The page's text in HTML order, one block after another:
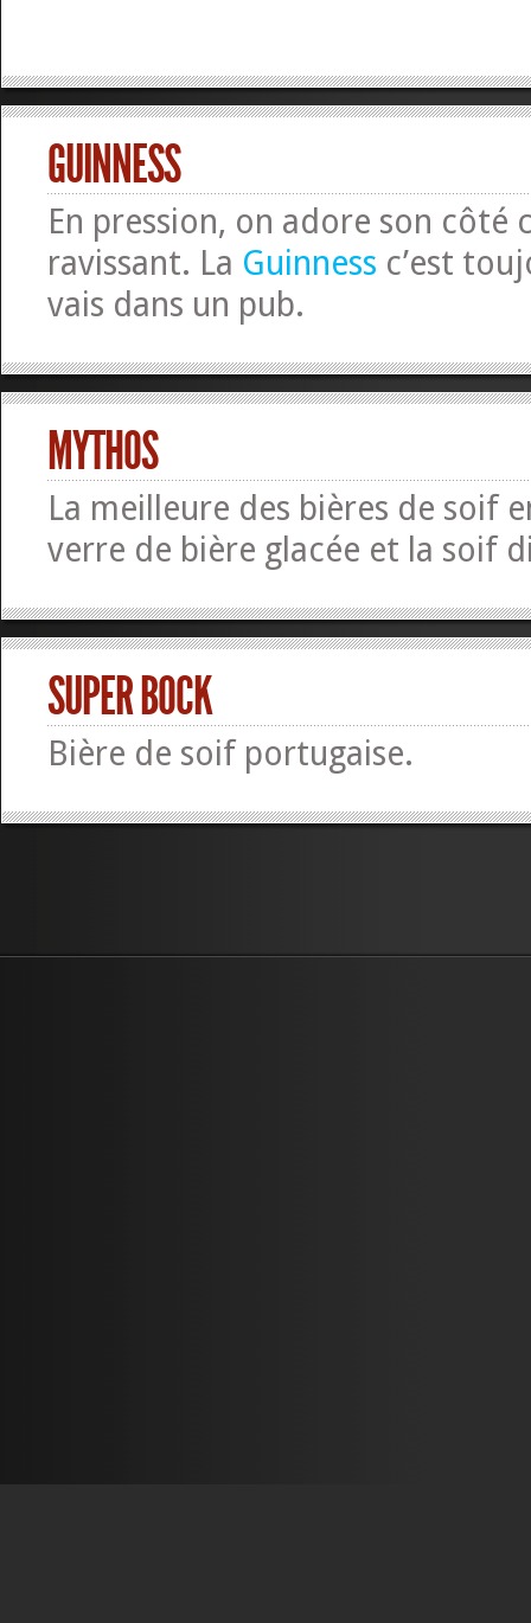
GUINNESS
En pression, on adore son
ravissant. La Guinness c’est
vais dans un pub.
MYTHOS
La meilleure des bières de soif
verre de bière glacée et la soif
SUPER BOCK
Bière de soif portugaise.